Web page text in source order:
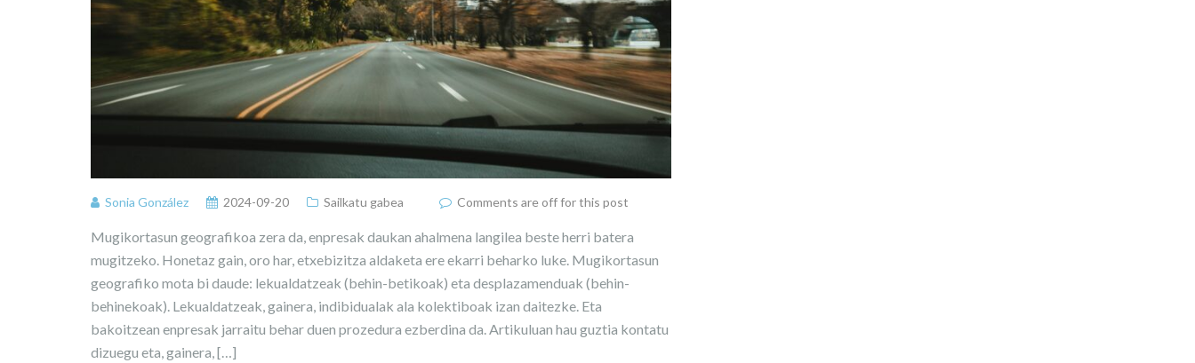
Sonia González 2024-09-20 Sailkatu gabea Comments are off for this post
Mugikortasun geografikoa zera da, enpresak daukan ahalmena langilea beste herri batera
mugitzeko. Honetaz gain, oro har, etxebizitza aldaketa ere ekarri beharko luke. Mugikortasun
geografiko mota bi daude: lekualdatzeak (behin-betikoak) eta desplazamenduak (behin-
behinekoak). Lekualdatzeak, gainera, indibidualak ala kolektiboak izan daitezke. Eta
bakoitzean enpresak jarraitu behar duen prozedura ezberdina da. Artikuluan hau guztia kontatu
dizuegu eta, gainera, […]